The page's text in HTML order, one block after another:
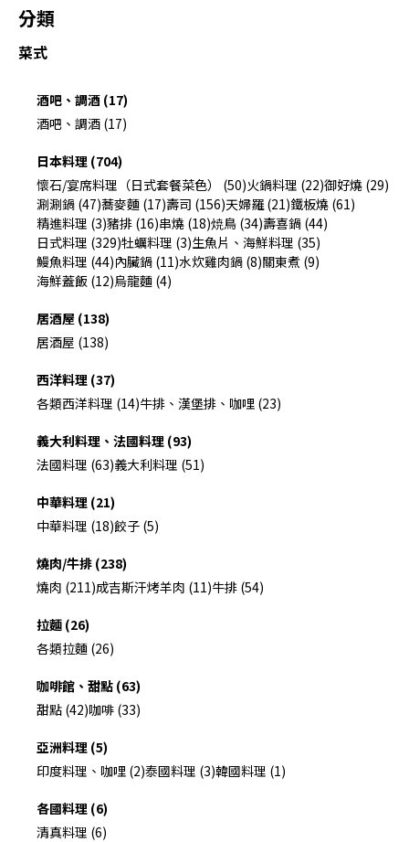
分類
菜式
酒吧、調酒 (17)
酒吧、調酒 (17)
日本料理 (704)
懷石/宴席料理（日式套餐菜色） (50)火鍋料理 (22)御好燒 (29)
涮涮鍋 (47)蕎麥麵 (17)壽司 (156)天婦羅 (21)鐵板燒 (61)
精進料理 (3)豬排 (16)串燒 (18)焼鳥 (34)壽喜鍋 (44)
日式料理 (329)牡蠣料理 (3)生魚片、海鮮料理 (35)
鰻魚料理 (44)內臟鍋 (11)水炊雞肉鍋 (8)關東煮 (9)
海鮮蓋飯 (12)烏龍麵 (4)
居酒屋 (138)
居酒屋 (138)
西洋料理 (37)
各類西洋料理 (14)牛排、漢堡排、咖哩 (23)
義大利料理、法國料理 (93)
法國料理 (63)義大利料理 (51)
中華料理 (21)
中華料理 (18)餃子 (5)
燒肉/牛排 (238)
燒肉 (211)成吉斯汗烤羊肉 (11)牛排 (54)
拉麵 (26)
各類拉麵 (26)
咖啡館、甜點 (63)
甜點 (42)咖啡 (33)
亞洲料理 (5)
印度料理、咖哩 (2)泰國料理 (3)韓國料理 (1)
各國料理 (6)
清真料理 (6)